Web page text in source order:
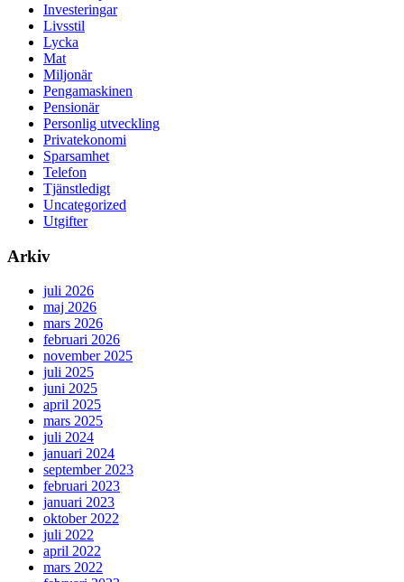
Investeringar
Livsstil
Lycka
Mat
Miljonär
Pengamaskinen
Pensionär
Personlig utveckling
Privatekonomi
Sparsamhet
Telefon
Tjänstledigt
Uncategorized
Utgifter
Arkiv
juli 2026
maj 2026
mars 2026
februari 2026
november 2025
juli 2025
juni 2025
april 2025
mars 2025
juli 2024
januari 2024
september 2023
februari 2023
januari 2023
oktober 2022
juli 2022
april 2022
mars 2022